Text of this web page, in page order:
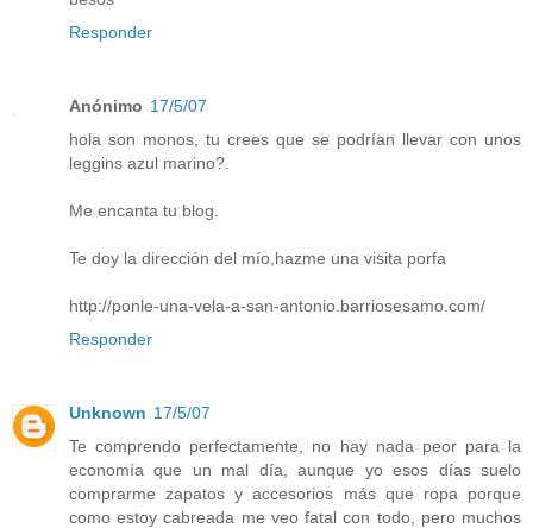
Responder
Anónimo 17/5/07
hola son monos, tu crees que se podrían llevar con unos
leggins azul marino?.
Me encanta tu blog.
Te doy la dirección del mío,hazme una visita porfa
http://ponle-una-vela-a-san-antonio.barriosesamo.com/
Responder
Unknown 17/5/07
Te comprendo perfectamente, no hay nada peor para la
economía que un mal día, aunque yo esos días suelo
comprarme zapatos y accesorios más que ropa porque
como estoy cabreada me veo fatal con todo, pero muchos